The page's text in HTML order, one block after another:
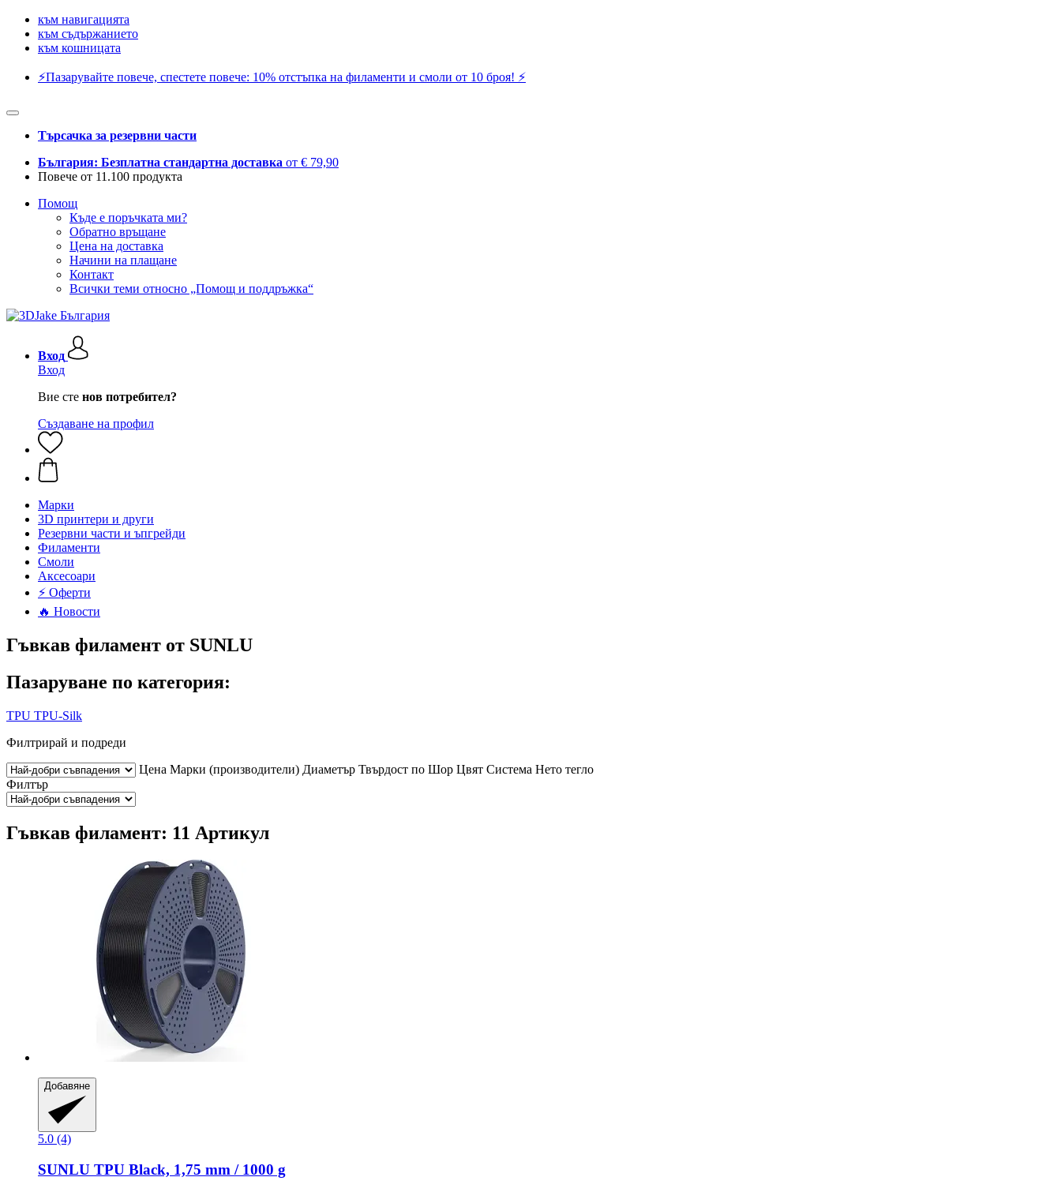
към навигацията
към съдържанието
към кошницата
⚡️Пазарувайте повече, спестете повече: 10% отстъпка на филаменти и смоли от 10 броя! ⚡️
Търсачка за резервни части
България: Безплатна стандартна доставка от € 79,90
Повече от 11.100 продукта
Помощ
Къде е поръчката ми?
Обратно връщане
Цена на доставка
Начини на плащане
Контакт
Всички теми относно „Помощ и поддръжка“
Вход
Вход
Вие сте нов потребител?
Създаване на профил
Mарки
3D принтери и други
Резервни части и ъпгрейди
Филаменти
Смоли
Аксесоари
⚡ Оферти
🔥 Новости
Гъвкав филамент от SUNLU
Пазаруване по категория:
TPU TPU-Silk
Филтрирай и подреди
Цена Марки (производители) Диаметър Твърдост по Шор Цвят Система Нето тегло
Филтър
Гъвкав филамент: 11 Артикул
Добавяне
5.0 (4)
SUNLU TPU Black, 1,75 mm / 1000 g